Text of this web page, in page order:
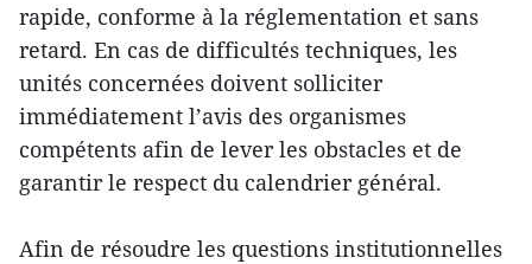
rapide, conforme à la réglementation et sans
retard. En cas de difficultés techniques, les
unités concernées doivent solliciter
immédiatement l’avis des organismes
compétents afin de lever les obstacles et de
garantir le respect du calendrier général.
Afin de résoudre les questions institutionnelles